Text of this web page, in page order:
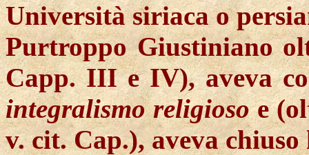
Università siriaca o
Purtroppo Giustiniano
Capp. III e IV), aveva
integralismo religiosoe
v. cit. Cap.), aveva